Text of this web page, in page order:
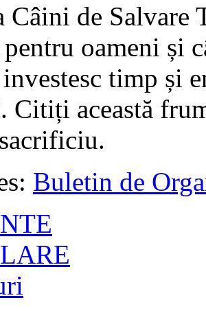
Câini de Salvare
pentru oameni și
timp și
Citiți această
Buletin de